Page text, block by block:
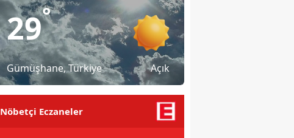
29°
Gümüşhane, Türkiye Açık
Nöbetçi Eczaneler